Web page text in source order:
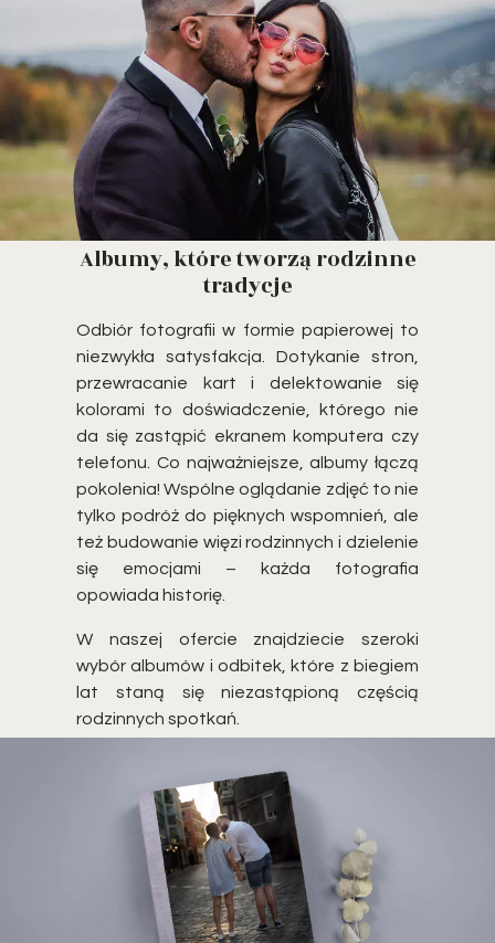
Albumy, które tworzą rodzinne
tradycje
Odbiór fotografii w formie papierowej to
niezwykła satysfakcja. Dotykanie stron,
przewracanie kart i delektowanie się
kolorami to doświadczenie, którego nie
da się zastąpić ekranem komputera czy
telefonu. Co najważniejsze, albumy łączą
pokolenia! Wspólne oglądanie zdjęć to nie
tylko podróż do pięknych wspomnień, ale
też budowanie więzi rodzinnych i dzielenie
się emocjami – każda fotografia
opowiada historię.
W naszej ofercie znajdziecie szeroki
wybór albumów i odbitek, które z biegiem
lat staną się niezastąpioną częścią
rodzinnych spotkań.